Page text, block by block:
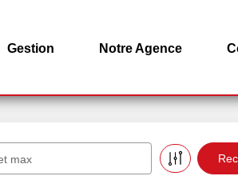
Gestion Notre Agence
max